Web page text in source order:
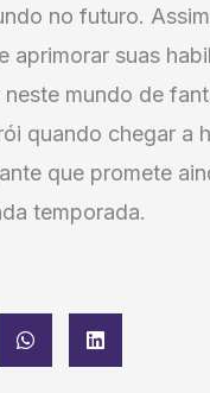
no futuro.
aprimorar suas
mundo de
quando chegar a
que promete
temporada.